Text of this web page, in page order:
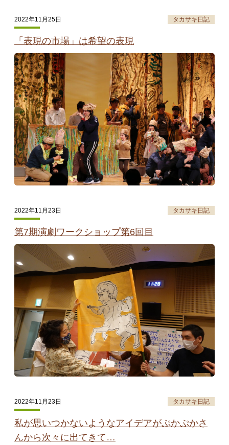
2022年11月25日 タカサキ日記
「表現の市場」は希望の表現
2022年11月23日 タカサキ日記
第7期演劇ワークショップ第6回目
2022年11月23日 タカサキ日記
私が思いつかないようなアイデアがぷかぷかさ
んから次々に出てきて…